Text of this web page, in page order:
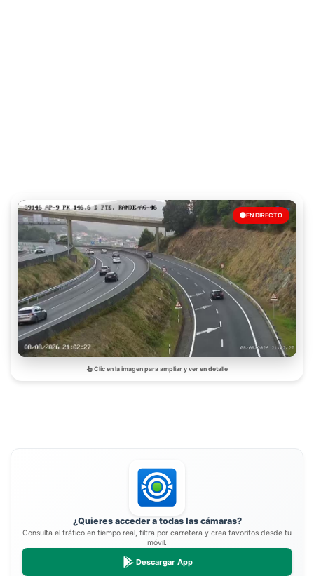
EN DIRECTO
Clic en la imagen para ampliar y ver en detalle
¿Quieres acceder a todas las cámaras?
Consulta el tráfico en tiempo real, filtra por carretera y crea favoritos desde tu
móvil.
Descargar App